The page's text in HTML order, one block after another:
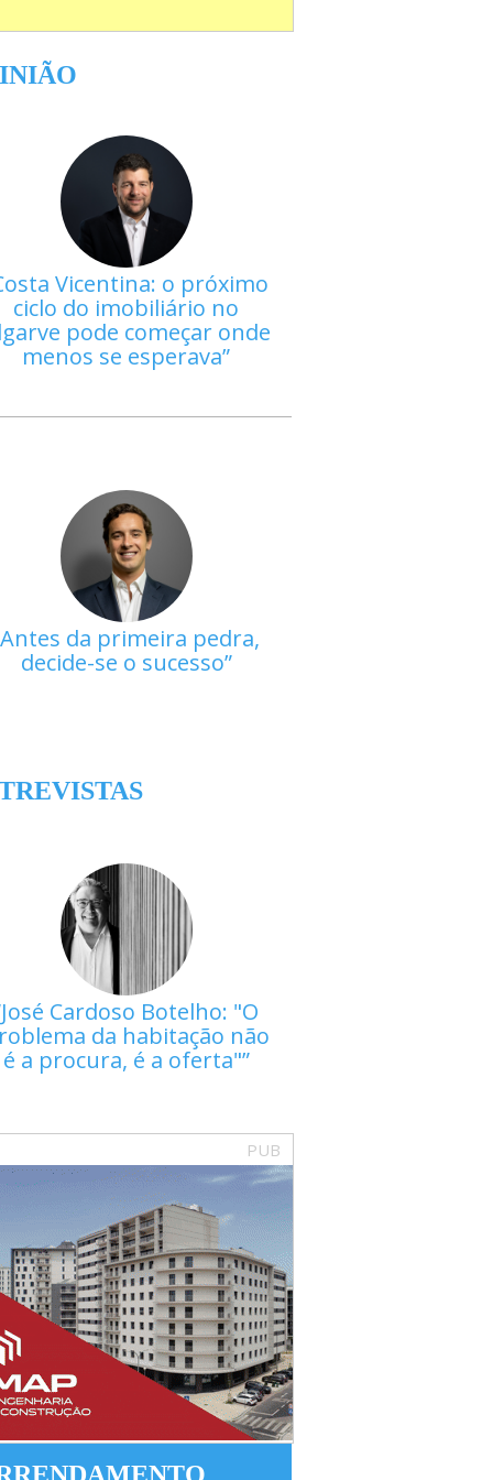
Vicentina: o próximo
ciclo do imobiliário no
pode começar onde
menos se esperava
Antes da primeira pedra,
decide-se o sucesso
José Cardoso Botelho: "O
da habitação não
é a procura, é a oferta"
PUB